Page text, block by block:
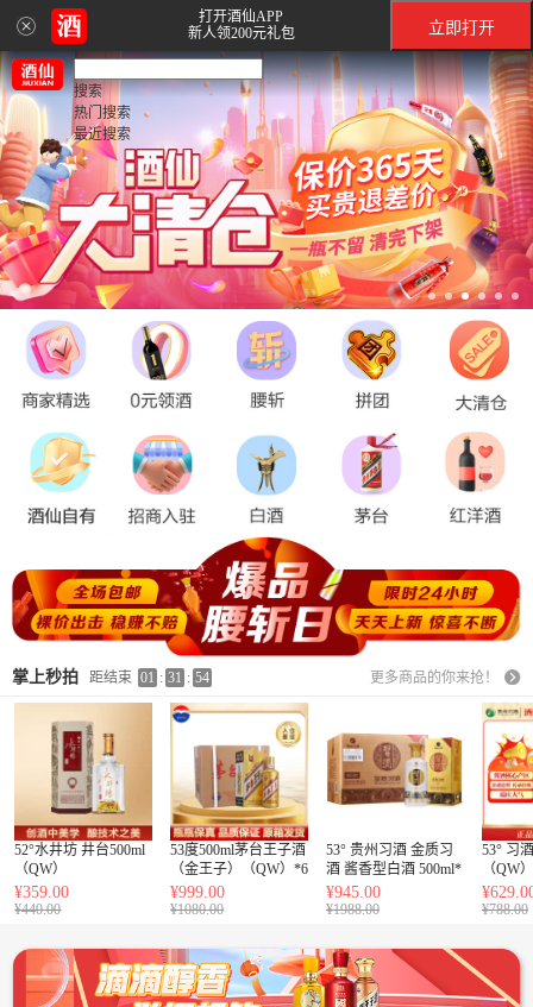
打开酒仙APP
新人领200元礼包
立即打开
搜索
热门搜索
最近搜索
掌上秒拍 距结束 01 : 31 : 52 更多商品的你来抢！
52°水井坊 井台500ml
（QW）
¥359.00
¥440.00
53度500ml茅台王子酒
（金王子）（QW）*6
¥999.00
¥1080.00
53° 贵州习酒 金质习
酒 酱香型白酒 500ml*
6 整箱装
¥945.00
¥1988.00
53° 习
（QW）
¥788.00